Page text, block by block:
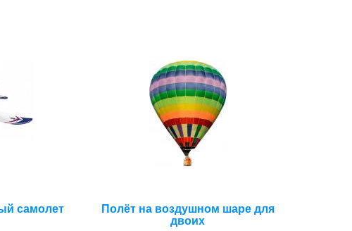
самолет
Полёт на воздушном шаре для
двоих